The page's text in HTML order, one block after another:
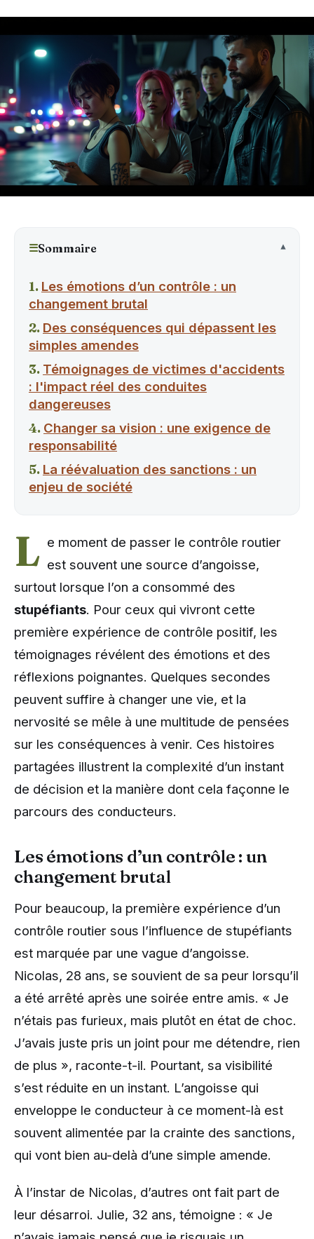
☰Sommaire
Les émotions d’un contrôle : un
changement brutal
Des conséquences qui dépassent les
simples amendes
Témoignages de victimes d'accidents
: l'impact réel des conduites
dangereuses
Changer sa vision : une exigence de
responsabilité
La réévaluation des sanctions : un
enjeu de société
L e moment de passer le contrôle routier
est souvent une source d’angoisse,
surtout lorsque l’on a consommé des
stupéfiants. Pour ceux qui vivront cette
première expérience de contrôle positif, les
témoignages révélent des émotions et des
réflexions poignantes. Quelques secondes
peuvent suffire à changer une vie, et la
nervosité se mêle à une multitude de pensées
sur les conséquences à venir. Ces histoires
partagées illustrent la complexité d’un instant
de décision et la manière dont cela façonne le
parcours des conducteurs.
Les émotions d’un contrôle : un
changement brutal
Pour beaucoup, la première expérience d’un
contrôle routier sous l’influence de stupéfiants
est marquée par une vague d’angoisse.
Nicolas, 28 ans, se souvient de sa peur lorsqu’il
a été arrêté après une soirée entre amis. « Je
n’étais pas furieux, mais plutôt en état de choc.
J’avais juste pris un joint pour me détendre, rien
de plus », raconte-t-il. Pourtant, sa visibilité
s’est réduite en un instant. L’angoisse qui
enveloppe le conducteur à ce moment-là est
souvent alimentée par la crainte des sanctions,
qui vont bien au-delà d’une simple amende.
À l’instar de Nicolas, d’autres ont fait part de
leur désarroi. Julie, 32 ans, témoigne : « Je